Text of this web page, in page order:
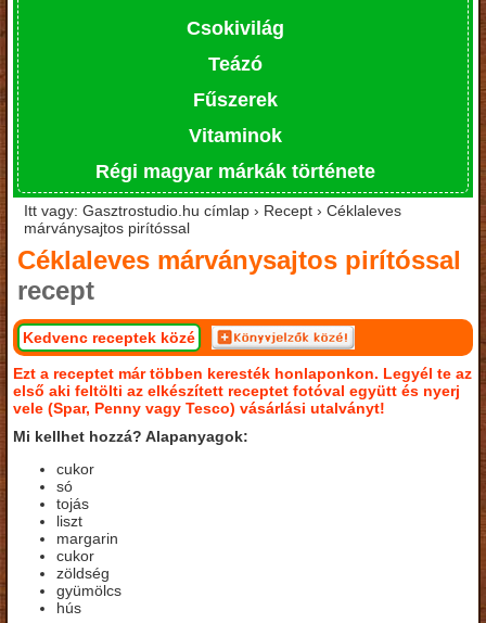
Csokivilág
Teázó
Fűszerek
Vitaminok
Régi magyar márkák története
Itt vagy: Gasztrostudio.hu címlap › Recept › Céklaleves
márványsajtos pirítóssal
Céklaleves márványsajtos pirítóssal
recept
Kedvenc receptek közé
Ezt a receptet már többen keresték honlaponkon. Legyél te az
első aki feltölti az elkészített receptet fotóval együtt és nyerj
vele (Spar, Penny vagy Tesco) vásárlási utalványt!
Mi kellhet hozzá? Alapanyagok:
cukor
só
tojás
liszt
margarin
cukor
zöldség
gyümölcs
hús